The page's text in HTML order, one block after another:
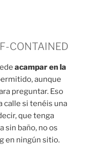
CONTAINED
acampar en la
aunque
preguntar. Eso
calle si tenéis una
que tenga
sin baño, no os
en ningún sitio.